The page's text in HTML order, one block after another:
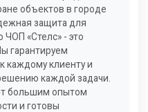
объектов в городе
защита для
ЧОП «Стелс» - это
гарантируем
каждому клиенту и
каждой задачи.
большим опытом
и готовы